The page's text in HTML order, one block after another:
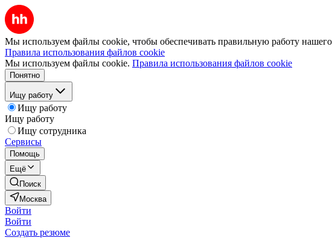
Мы используем файлы cookie, чтобы обеспечивать правильную работу нашего
Правила использования файлов cookie
Мы используем файлы cookie. Правила использования файлов cookie
Понятно
Ищу работу
Ищу работу
Ищу работу
Ищу сотрудника
Сервисы
Помощь
Ещё
Поиск
Москва
Войти
Войти
Создать резюме